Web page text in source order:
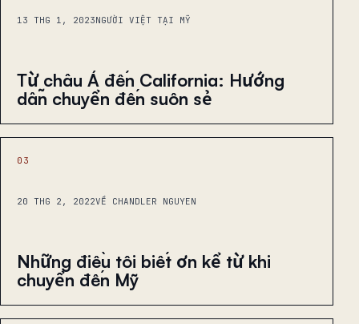
13 THG 1, 2023NGƯỜI VIỆT TẠI MỸ
Từ châu Á đến California: Hướng
dẫn chuyển đến suôn sẻ
03
20 THG 2, 2022VỀ CHANDLER NGUYEN
Những điều tôi biết ơn kể từ khi
chuyển đến Mỹ